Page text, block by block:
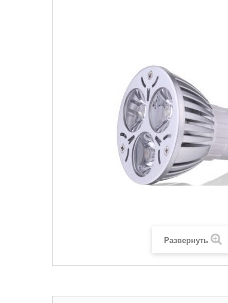
Развернуть